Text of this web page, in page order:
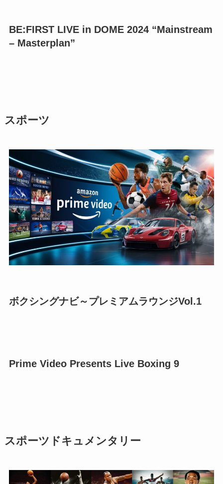
BE:FIRST LIVE in DOME 2024 “Mainstream
– Masterplan”
スポーツ
ボクシングナビ～プレミアムラウンジVol.1
Prime Video Presents Live Boxing 9
スポーツドキュメンタリー